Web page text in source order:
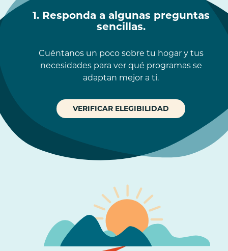
1. Responda a algunas preguntas
sencillas.
Cuéntanos un poco sobre tu hogar y tus
necesidades para ver qué programas se
adaptan mejor a ti.
VERIFICAR ELEGIBILIDAD